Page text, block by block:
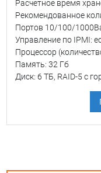
Расчетное время
Рекомендованное
Портов 10/100/
Управление по IPMI:
Процессор
Память: 32 Гб
Диск: 6 ТБ, RAID-5 с